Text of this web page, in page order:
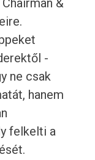
&
-
ne csak
hanem
felkelti a